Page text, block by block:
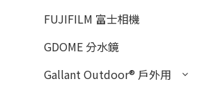
FUJIFILM 富士相機
GDOME 分水鏡
Gallant Outdoor®️ 戶外用